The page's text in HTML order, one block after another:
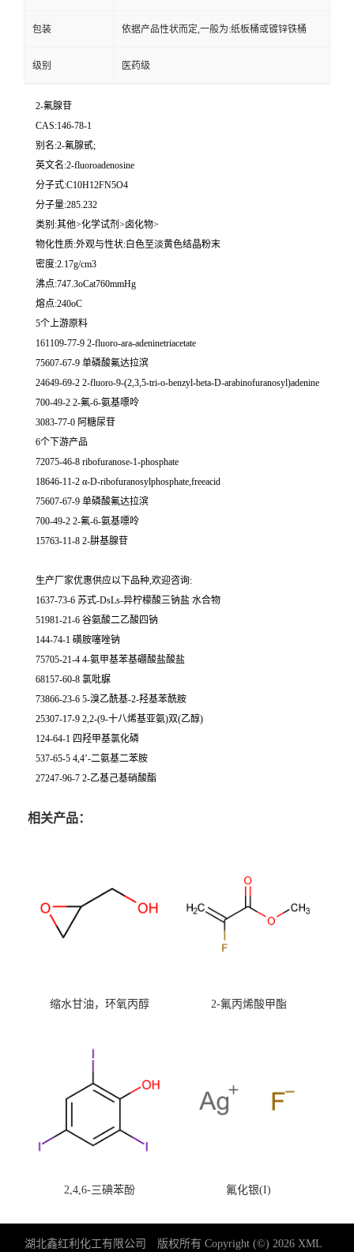
包装 依据产品性状而定,一般为:纸板桶或镀锌铁桶
级别 医药级
2-氟腺苷
CAS:146-78-1
别名:2-氟腺甙;
英文名:2-fluoroadenosine
分子式:C10H12FN5O4
分子量:285.232
类别:其他>化学试剂>卤化物>
物化性质:外观与性状:白色至淡黄色结晶粉末
密度:2.17g/cm3
沸点:747.3oCat760mmHg
熔点:240oC
5个上游原料
161109-77-9 2-fluoro-ara-adeninetriacetate
75607-67-9 单磷酸氟达拉滨
24649-69-2 2-fluoro-9-(2,3,5-tri-o-benzyl-beta-D-arabinofuranosyl)adenine
700-49-2 2-氟-6-氨基嘌呤
3083-77-0 阿糖尿苷
6个下游产品
72075-46-8 ribofuranose-1-phosphate
18646-11-2 α-D-ribofuranosylphosphate,freeacid
75607-67-9 单磷酸氟达拉滨
700-49-2 2-氟-6-氨基嘌呤
15763-11-8 2-肼基腺苷
生产厂家优惠供应以下品种,欢迎咨询:
1637-73-6 苏式-DsLs-异柠檬酸三钠盐 水合物
51981-21-6 谷氨酸二乙酸四钠
144-74-1 磺胺噻唑钠
75705-21-4 4-氨甲基苯基硼酸盐酸盐
68157-60-8 氯吡脲
73866-23-6 5-溴乙酰基-2-羟基苯酰胺
25307-17-9 2,2-(9-十八烯基亚氨)双(乙醇)
124-64-1 四羟甲基氯化磷
537-65-5 4,4’-二氨基二苯胺
27247-96-7 2-乙基己基硝酸酯
相关产品：
缩水甘油，环氧丙醇 2-氟丙烯酸甲酯
2,4,6-三碘苯酚 氟化银(I)
湖北鑫红利化工有限公司 版权所有 Copyright (©) 2026 XML